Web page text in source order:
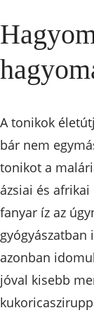
A tonikok
bár nem
tonikot a
ázsiai és
fanyar íz az
gyógyászatban
azonban
jóval kisebb